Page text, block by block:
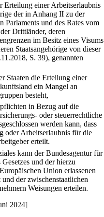
Erteilung einer Arbeitserlaubnis
der in Anhang II zu der
Parlaments und des Rates vom
Drittländer, deren
im Besitz eines Visums
Staatsangehörige von dieser
S. 39), genannten
Staaten die Erteilung einer
ein Mangel an
besteht,
in Bezug auf die
oder steuerrechtliche
werden kann, dass
oder Arbeitserlaubnis für die
erteilt.
kann der Bundesagentur für
und der hierzu
Union erlassenen
der zwischenstaatlichen
Weisungen erteilen.
2024]